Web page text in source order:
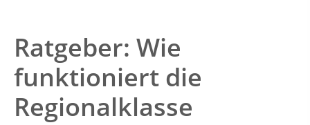
Ratgeber: Wie
funktioniert die
Regionalklasse